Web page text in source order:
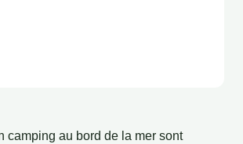
camping au bord de la mer sont